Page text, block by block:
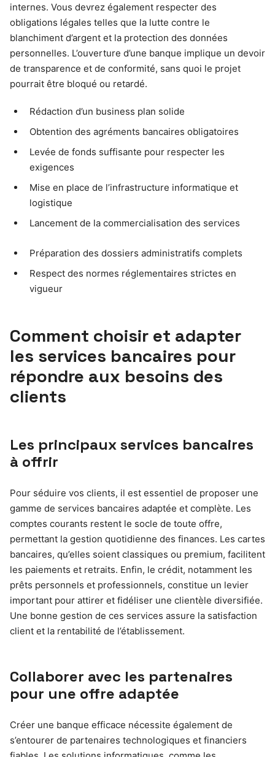
internes. Vous devrez également respecter des
obligations légales telles que la lutte contre le
blanchiment d’argent et la protection des données
personnelles. L’ouverture d’une banque implique un devoir
de transparence et de conformité, sans quoi le projet
pourrait être bloqué ou retardé.
Rédaction d’un business plan solide
Obtention des agréments bancaires obligatoires
Levée de fonds suffisante pour respecter les
exigences
Mise en place de l’infrastructure informatique et
logistique
Lancement de la commercialisation des services
Préparation des dossiers administratifs complets
Respect des normes réglementaires strictes en
vigueur
Comment choisir et adapter
les services bancaires pour
répondre aux besoins des
clients
Les principaux services bancaires
à offrir
Pour séduire vos clients, il est essentiel de proposer une
gamme de services bancaires adaptée et complète. Les
comptes courants restent le socle de toute offre,
permettant la gestion quotidienne des finances. Les cartes
bancaires, qu’elles soient classiques ou premium, facilitent
les paiements et retraits. Enfin, le crédit, notamment les
prêts personnels et professionnels, constitue un levier
important pour attirer et fidéliser une clientèle diversifiée.
Une bonne gestion de ces services assure la satisfaction
client et la rentabilité de l’établissement.
Collaborer avec les partenaires
pour une offre adaptée
Créer une banque efficace nécessite également de
s’entourer de partenaires technologiques et financiers